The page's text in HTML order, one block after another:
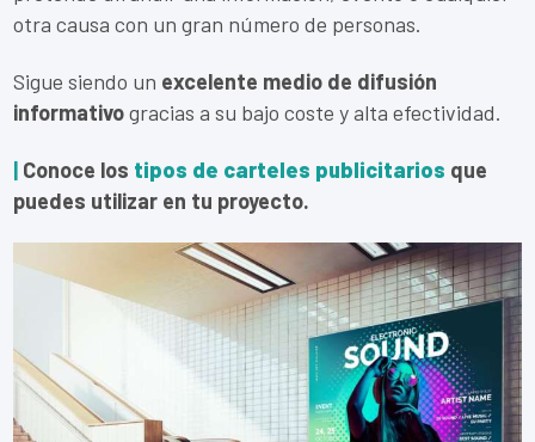
otra causa con un gran número de personas.
Sigue siendo un excelente medio de difusión
informativogracias a su bajo coste y alta efectividad.
| Conoce los tipos de carteles publicitarios que
puedes utilizar en tu proyecto.